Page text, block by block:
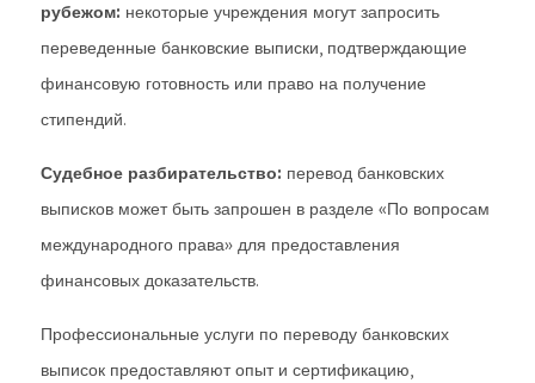
рубежом: некоторые учреждения могут запросить
переведенные банковские выписки, подтверждающие
финансовую готовность или право на получение
стипендий.
Судебное разбирательство: перевод банковских
выписков может быть запрошен в разделе «По вопросам
международного права» для предоставления
финансовых доказательств.
Профессиональные услуги по переводу банковских
выписок предоставляют опыт и сертификацию,